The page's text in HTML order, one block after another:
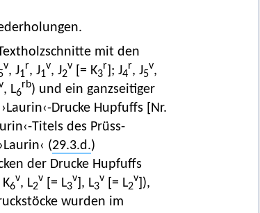
mit den
v, J1
r, J1
v, J2
v [= K3
r ]; J4
r, J5
v,
, L6
rb) und ein ganzseitiger
Drucke Hupfuffs [Nr.
Titels des Prüss-
(29.3.d.)
der Drucke Hupfuffs
K6
v, L2
v [= L3
v ], L3
v [= L2
v ]),
wurden im